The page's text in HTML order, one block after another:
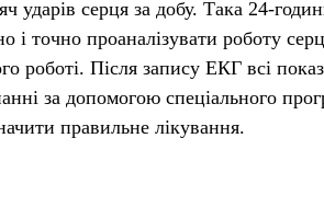
ударів серця за добу. Така 24-
і точно проаналізувати роботу
роботі. Після запису ЕКГ всі
за допомогою спеціального
правильне лікування.